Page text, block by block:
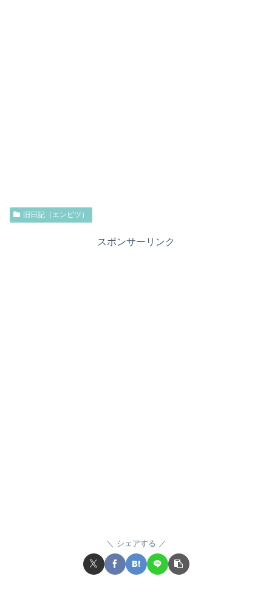
旧日記（エンピツ）
スポンサーリンク
シェアする